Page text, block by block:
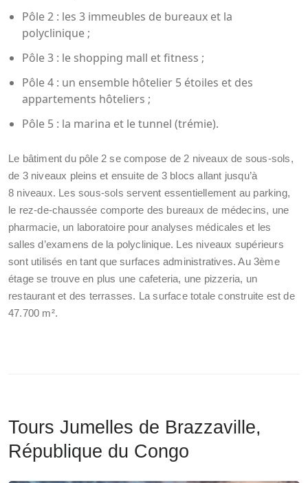
Pôle 2 : les 3 immeubles de bureaux et la
polyclinique ;
Pôle 3 : le shopping mall et fitness ;
Pôle 4 : un ensemble hôtelier 5 étoiles et des
appartements hôteliers ;
Pôle 5 : la marina et le tunnel (trémie).
Le bâtiment du pôle 2 se compose de 2 niveaux de sous-sols,
de 3 niveaux pleins et ensuite de 3 blocs allant jusqu’à
8 niveaux. Les sous-sols servent essentiellement au parking,
le rez-de-chaussée comporte des bureaux de médecins, une
pharmacie, un laboratoire pour analyses médicales et les
salles d’examens de la polyclinique. Les niveaux supérieurs
sont utilisés en tant que surfaces administratives. Au 3ème
étage se trouve en plus une cafeteria, une pizzeria, un
restaurant et des terrasses. La surface totale construite est de
47.700 m².
Tours Jumelles de Brazzaville,
République du Congo